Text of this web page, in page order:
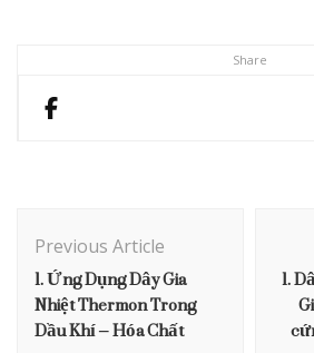
Share
Navigation
Previous Article
1. Ứng Dụng Dây Gia
Nhiệt Thermon Trong
Dầu Khí – Hóa Chất
1.